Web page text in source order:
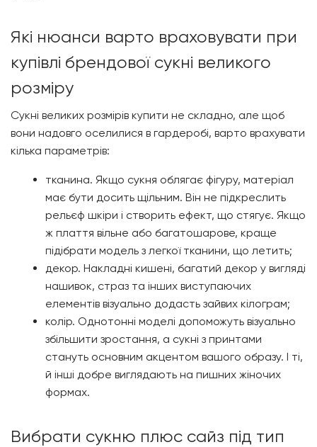
Які нюанси варто враховувати при
купівлі брендової сукні великого
розміру
Сукні великих розмірів купити не складно, але щоб
вони надовго оселилися в гардеробі, варто врахувати
кілька параметрів:
тканина. Якщо сукня облягає фігуру, матеріал
має бути досить щільним. Він не підкреслить
рельєф шкіри і створить ефект, що стягує. Якщо
ж плаття вільне або багатошарове, краще
підібрати модель з легкої тканини, що летить;
декор. Накладні кишені, багатий декор у вигляді
нашивок, страз та інших виступаючих
елементів візуально додасть зайвих кілограм;
колір. Однотонні моделі допоможуть візуально
збільшити зростання, а сукні з принтами
стануть основним акцентом вашого образу. І ті,
й інші добре виглядають на пишних жіночих
формах.
Вибрати сукню плюс сайз під тип